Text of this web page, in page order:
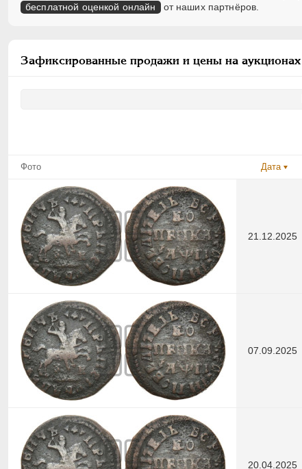
бесплатной оценкой онлайн от наших партнёров.
Зафиксированные продажи и цены на аукционах
Фото Дата
21.12.2025
07.09.2025
20.04.2025